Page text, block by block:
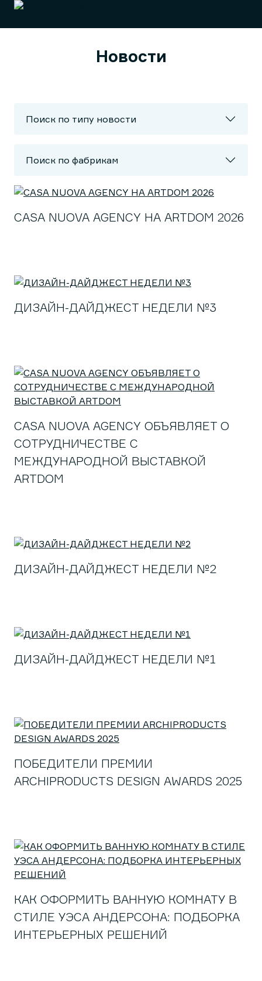
Новости
Поиск по типу новости
Поиск по фабрикам
CASA NUOVA AGENCY НА ARTDOM 2026
ДИЗАЙН-ДАЙДЖЕСТ НЕДЕЛИ №3
CASA NUOVA AGENCY ОБЪЯВЛЯЕТ О
СОТРУДНИЧЕСТВЕ С
МЕЖДУНАРОДНОЙ ВЫСТАВКОЙ
ARTDOM
ДИЗАЙН-ДАЙДЖЕСТ НЕДЕЛИ №2
ДИЗАЙН-ДАЙДЖЕСТ НЕДЕЛИ №1
ПОБЕДИТЕЛИ ПРЕМИИ
ARCHIPRODUCTS DESIGN AWARDS 2025
КАК ОФОРМИТЬ ВАННУЮ КОМНАТУ В
СТИЛЕ УЭСА АНДЕРСОНА: ПОДБОРКА
ИНТЕРЬЕРНЫХ РЕШЕНИЙ